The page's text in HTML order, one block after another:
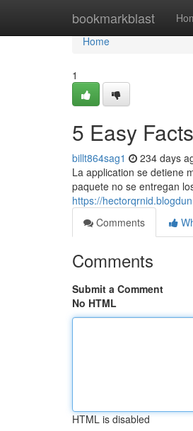
bookmarkblast
Home
Home
1
5 Easy
billt864sag1 234 days
La application se detiene
paquete no se entregan
https://
Comments
Comments
Submit a Comment
No HTML
HTML is disabled